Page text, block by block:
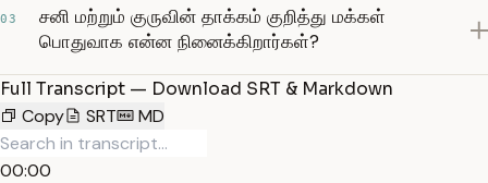
03
சனி மற்றும் குருவின் தாக்கம் குறித்து மக்கள்
பொதுவாக என்ன நினைக்கிறார்கள்?
Full Transcript — Download SRT & Markdown
Copy
SRT MD
00:00